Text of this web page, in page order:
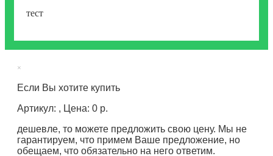
тест
×
Если Вы хотите купить
Артикул: , Цена: 0 р.
дешевле, то можете предложить свою цену. Мы не
гарантируем, что примем Ваше предложение, но
обещаем, что обязательно на него ответим.